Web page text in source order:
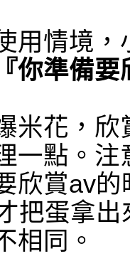
用情境
『你準備
米花，
一點。
欣賞av
把蛋拿
相同。